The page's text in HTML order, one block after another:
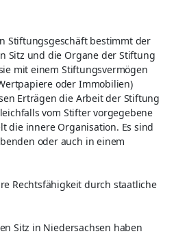
Stiftungsgeschäft bestimmt der
Sitz und die Organe der Stiftung
mit einem Stiftungsvermögen
oder Immobilien)
Erträgen die Arbeit der Stiftung
vom Stifter vorgegebene
die innere Organisation. Es sind
oder auch in einem
Rechtsfähigkeit durch staatliche
Sitz in Niedersachsen haben